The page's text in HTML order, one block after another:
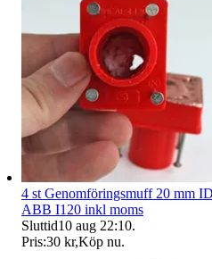
4 st Genomföringsmuff 20 mm
ABB I120 inkl moms
Sluttid10 aug 22:10.
Pris:30 kr,Köp nu.